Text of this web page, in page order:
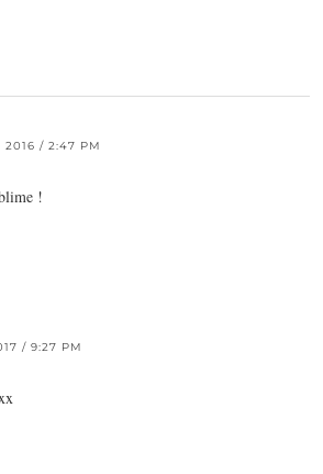
2016 / 2:47 PM
!
/ 9:27 PM